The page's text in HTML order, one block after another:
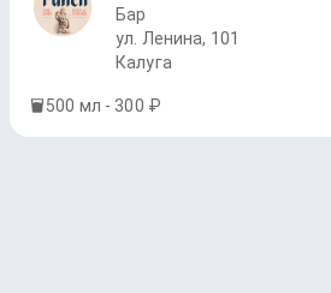
Бар
ул. Ленина, 101
Калуга
500 мл - 300 ₽